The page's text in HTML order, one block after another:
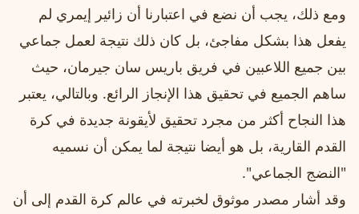
ومع ذلك، يجب أن نضع في اعتبارنا أن زائير إيمري لم
يفعل هذا بشكل مفاجئ، بل كان ذلك نتيجة لعمل جماعي
بين جميع اللاعبين في فريق باريس سان جيرمان، حيث
ساهم الجميع في تحقيق هذا الإنجاز الرائع. وبالتالي، يعتبر
هذا النجاح أكثر من مجرد تحقيق لأيقونة جديدة في كرة
القدم القارية، بل هو أيضا نتيجة لما يمكن أن نسميه
"النضج الجماعي".
وقد أشار مصدر موثوق لخبرته في عالم كرة القدم إلى أن